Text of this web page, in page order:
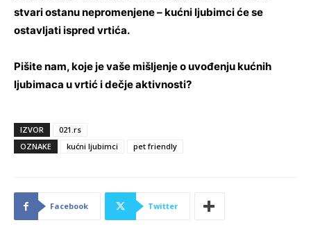
stvari ostanu nepromenjene – kućni ljubimci će se
ostavljati ispred vrtića.
Pišite nam, koje je vaše mišljenje o uvođenju kućnih
ljubimaca u vrtić i dečje aktivnosti?
IZVOR
021.rs
OZNAKE
kućni ljubimci pet friendly
Facebook Twitter